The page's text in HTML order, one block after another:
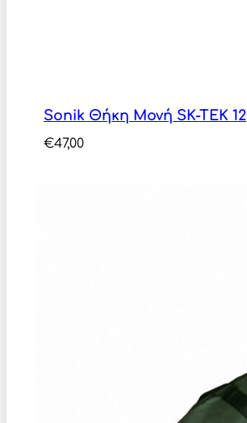
Sonik Θήκη Μονή SK-TEK 12
€47,00